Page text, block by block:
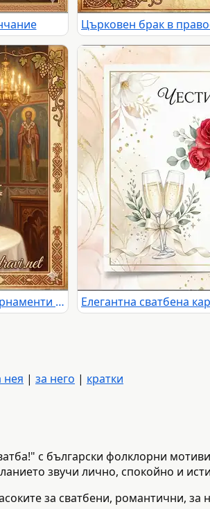
Поздравителна картичка за църковен брак с орнаменти и пожелание
нея | за него | кратки
с български фолклорни
звучи лично, спокойно и
за сватбени, романтични, за